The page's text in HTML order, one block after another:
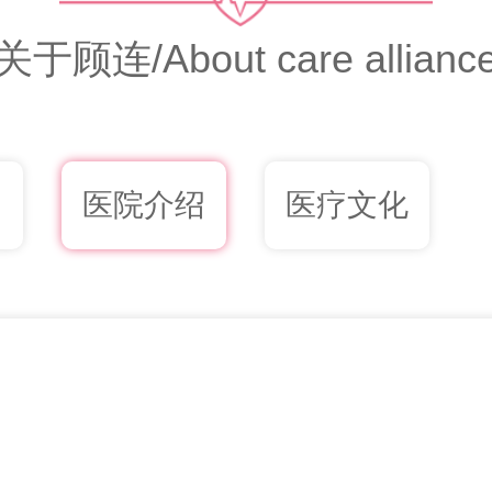
于顾连/About care
医院介绍 医疗文化